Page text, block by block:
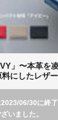
」〜本革を
にしたレザ
06/30に終
いました。